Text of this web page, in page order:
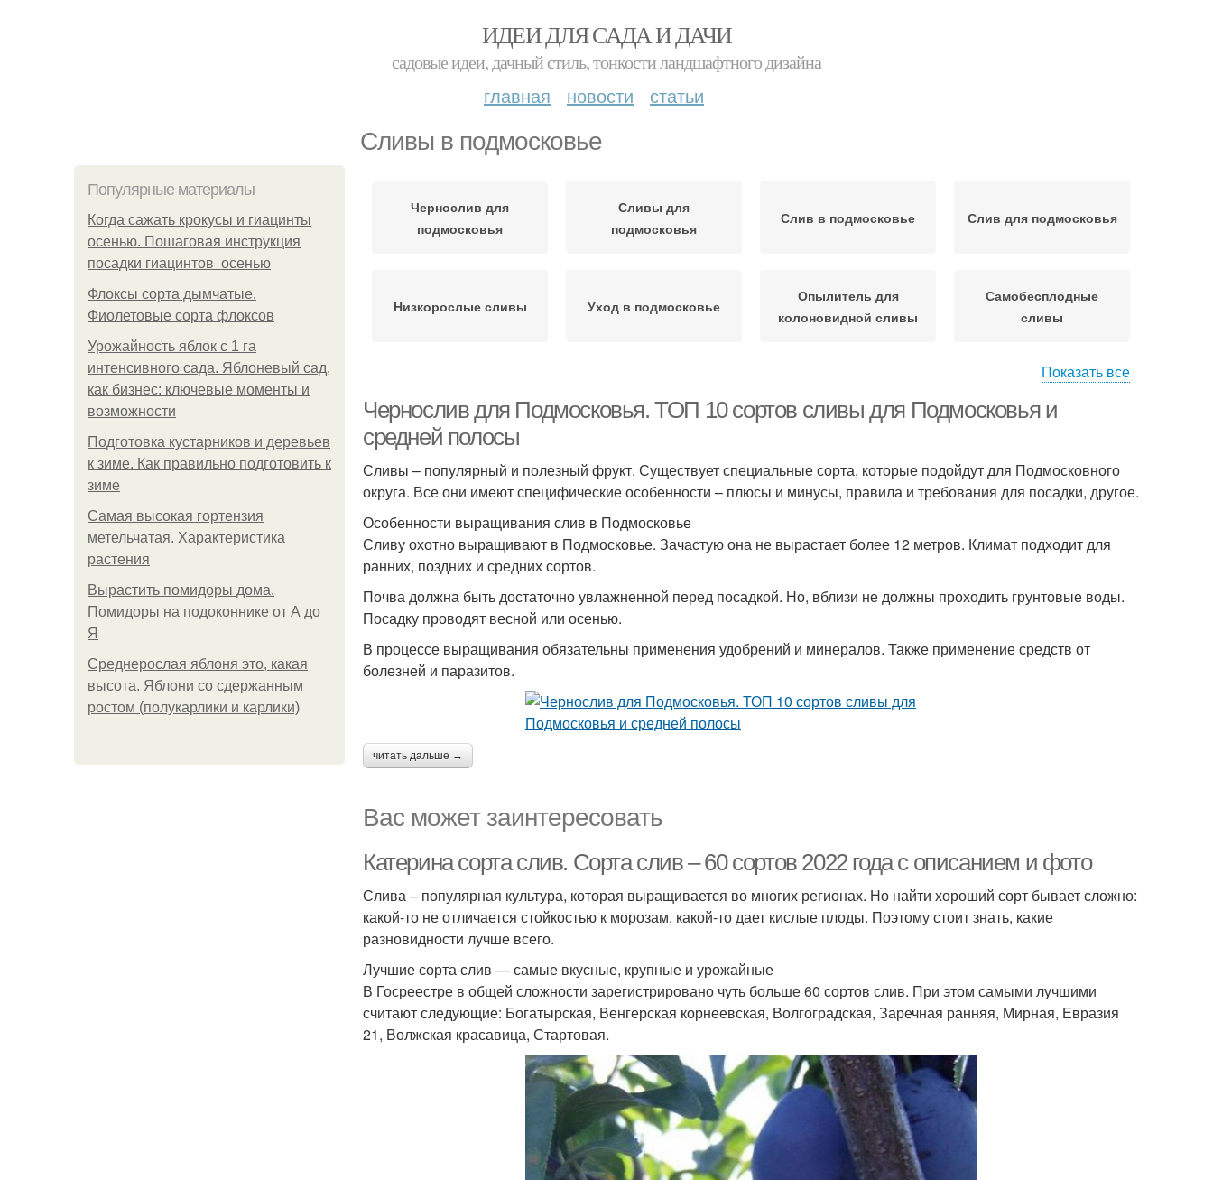
ИДЕИ ДЛЯ САДА И ДАЧИ
садовые идеи, дачный стиль, тонкости ландшафтного дизайна
главная новости статьи
Сливы в подмосковье
Популярные материалы
Когда сажать крокусы и гиацинты
осенью. Пошаговая инструкция
посадки гиацинтов осенью
Флоксы сорта дымчатые.
Фиолетовые сорта флоксов
Урожайность яблок с 1 га
интенсивного сада. Яблоневый сад,
как бизнес: ключевые моменты и
возможности
Подготовка кустарников и деревьев
к зиме. Как правильно подготовить к
зиме
Самая высокая гортензия
метельчатая. Характеристика
растения
Вырастить помидоры дома.
Помидоры на подоконнике от А до
Я
Среднерослая яблоня это, какая
высота. Яблони со сдержанным
ростом (полукарлики и карлики)
Чернослив для
подмосковья
Сливы для
подмосковья
Слив в подмосковье Слив для подмосковья
Низкорослые сливы Уход в подмосковье
Опылитель для
колоновидной сливы
Самобесплодные
сливы
Показать все
Чернослив для Подмосковья. ТОП 10 сортов сливы для Подмосковья и
средней полосы
Сливы – популярный и полезный фрукт. Существует специальные сорта, которые подойдут для Подмосковного
округа. Все они имеют специфические особенности – плюсы и минусы, правила и требования для посадки, другое.
Особенности выращивания слив в Подмосковье
Сливу охотно выращивают в Подмосковье. Зачастую она не вырастает более 12 метров. Климат подходит для
ранних, поздних и средних сортов.
Почва должна быть достаточно увлажненной перед посадкой. Но, вблизи не должны проходить грунтовые воды.
Посадку проводят весной или осенью.
В процессе выращивания обязательны применения удобрений и минералов. Также применение средств от
болезней и паразитов.
читать дальше →
Вас может заинтересовать
Катерина сорта слив. Сорта слив – 60 сортов 2022 года с описанием и фото
Слива – популярная культура, которая выращивается во многих регионах. Но найти хороший сорт бывает сложно:
какой-то не отличается стойкостью к морозам, какой-то дает кислые плоды. Поэтому стоит знать, какие
разновидности лучше всего.
Лучшие сорта слив — самые вкусные, крупные и урожайные
В Госреестре в общей сложности зарегистрировано чуть больше 60 сортов слив. При этом самыми лучшими
считают следующие: Богатырская, Венгерская корнеевская, Волгоградская, Заречная ранняя, Мирная, Евразия
21, Волжская красавица, Стартовая.